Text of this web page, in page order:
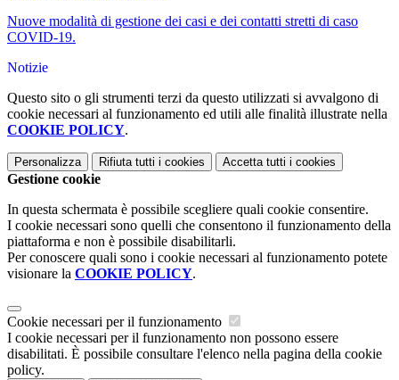
Nuove modalità di gestione dei casi e dei contatti stretti di caso
COVID-19.
Notizie
Questo sito o gli strumenti terzi da questo utilizzati si avvalgono di
cookie necessari al funzionamento ed utili alle finalità illustrate nella
COOKIE POLICY.
Personalizza Rifiuta tutti i cookies Accetta tutti i cookies
Gestione cookie
In questa schermata è possibile scegliere quali cookie consentire.
I cookie necessari sono quelli che consentono il funzionamento della
piattaforma e non è possibile disabilitarli.
Per conoscere quali sono i cookie necessari al funzionamento potete
visionare la COOKIE POLICY.
Cookie necessari per il funzionamento
I cookie necessari per il funzionamento non possono essere
disabilitati. È possibile consultare l'elenco nella pagina della cookie
policy.